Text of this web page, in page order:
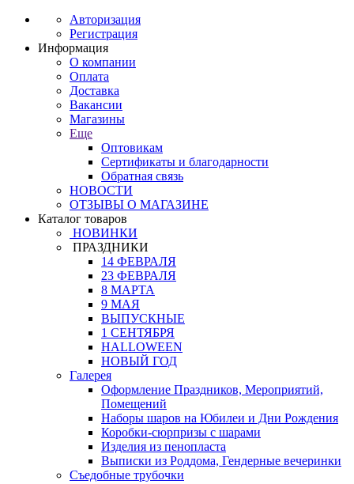
Авторизация
Регистрация
Информация
О компании
Оплата
Доставка
Вакансии
Магазины
Еще
Оптовикам
Сертификаты и благодарности
Обратная связь
НОВОСТИ
ОТЗЫВЫ О МАГАЗИНЕ
Каталог товаров
НОВИНКИ
ПРАЗДНИКИ
14 ФЕВРАЛЯ
23 ФЕВРАЛЯ
8 МАРТА
9 МАЯ
ВЫПУСКНЫЕ
1 СЕНТЯБРЯ
HALLOWEEN
НОВЫЙ ГОД
Галерея
Оформление Праздников, Мероприятий,
Помещений
Наборы шаров на Юбилеи и Дни Рождения
Коробки-сюрпризы с шарами
Изделия из пенопласта
Выписки из Роддома, Гендерные вечеринки
Съедобные трубочки